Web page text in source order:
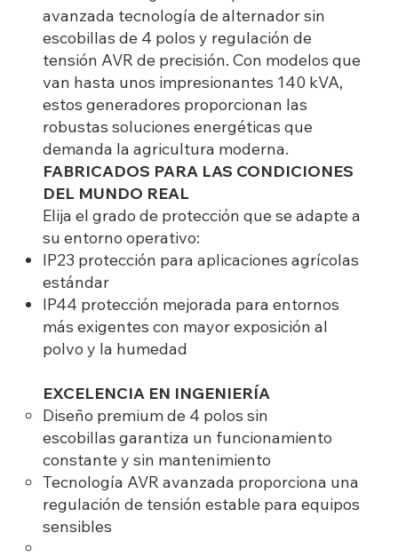
avanzada tecnología de alternador sin
escobillas de 4 polos y regulación de
tensión AVR de precisión. Con modelos que
van hasta unos impresionantes 140 kVA,
estos generadores proporcionan las
robustas soluciones energéticas que
demanda la agricultura moderna.
FABRICADOS PARA LAS CONDICIONES
DEL MUNDO REAL
Elija el grado de protección que se adapte a
su entorno operativo:
IP23 protección para aplicaciones agrícolas
estándar
IP44 protección mejorada para entornos
más exigentes con mayor exposición al
polvo y la humedad
EXCELENCIA EN INGENIERÍA
Diseño premium de 4 polos sin
escobillas garantiza un funcionamiento
constante y sin mantenimiento
Tecnología AVR avanzada proporciona una
regulación de tensión estable para equipos
sensibles